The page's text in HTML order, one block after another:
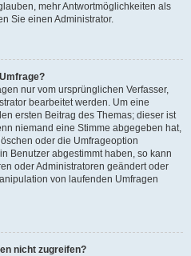
mehr Antwortmöglichkeiten als
Sie einen Administrator.
nur vom ursprünglichen Verfasser,
bearbeitet werden. Um eine
ersten Beitrag des Themas; dieser ist
niemand eine Stimme abgegeben hat,
oder die Umfrageoption
Benutzer abgestimmt haben, so kann
oder Administratoren geändert oder
von laufenden Umfragen
nicht zugreifen?